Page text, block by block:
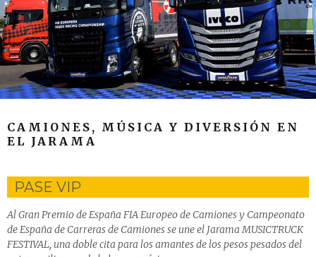
CAMIONES, MÚSICA Y DIVERSIÓN EN
EL JARAMA
PASE VIP
Al Gran Premio de España FIA Europeo de Camiones y Campeonato
de España de Carreras de Camiones se une el Jarama MUSICTRUCK
FESTIVAL, una doble cita para los amantes de los pesos pesados del